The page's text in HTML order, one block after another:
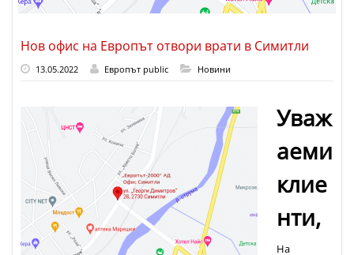
Нов офис на Европът отвoри врати в Симитли
13.05.2022 Европът public Новини
Уваж
аеми
клие
нти,
На